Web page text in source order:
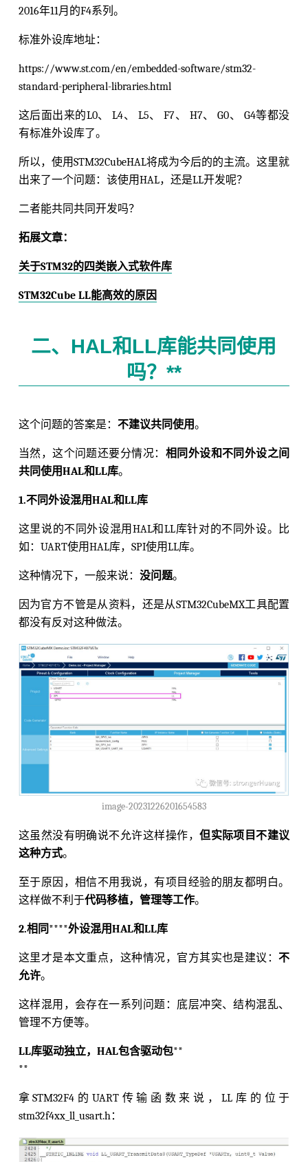
2016年11月的F4系列。
标准外设库地址：
https://www.st.com/en/embedded-software/stm32-
standard-peripheral-libraries.html
这后面出来的L0、 L4、 L5、 F7、 H7、 G0、 G4等都没
有标准外设库了。
所以，使用STM32CubeHAL将成为今后的的主流。这里就
出来了一个问题：该使用HAL，还是LL开发呢？
二者能共同共同开发吗？
拓展文章：
关于STM32的四类嵌入式软件库
STM32Cube LL能高效的原因
二、HAL和LL库能共同使用
吗？**
这个问题的答案是： 不建议共同使用。
当然，这个问题还要分情况： 相同外设和不同外设之间
共同使用HAL和LL库。
1.不同外设混用HAL和LL库
这里说的不同外设混用HAL和LL库针对的不同外设。比
如：UART使用HAL库，SPI使用LL库。
这种情况下，一般来说： 没问题。
因为官方不管是从资料，还是从STM32CubeMX工具配置
都没有反对这种做法。
image-20231226201654583
这虽然没有明确说不允许这样操作，但实际项目不建议
这种方式。
至于原因，相信不用我说，有项目经验的朋友都明白。
这样做不利于代码移植，管理等工作。
2.相同****外设混用HAL和LL库
这里才是本文重点，这种情况，官方其实也是建议：不
允许。
这样混用，会存在一系列问题：底层冲突、结构混乱、
管理不方便等。
LL库驱动独立，HAL包含驱动包**
**
拿STM32F4的UART传输函数来说，LL库的位于
stm32f4xx_ll_usart.h：